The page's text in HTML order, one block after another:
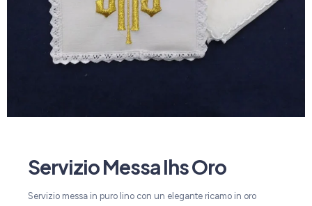
Servizio Messa Ihs Oro
Servizio messa in puro lino con un elegante ricamo in oro